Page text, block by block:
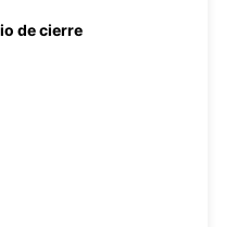
de cierre